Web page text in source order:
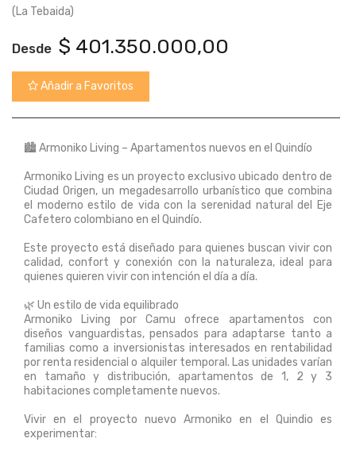
(La Tebaida)
Desde $ 401.350.000,00
Añadir a Favoritos
🏙️ Armoniko Living – Apartamentos nuevos en el Quindío
Armoniko Living es un proyecto exclusivo ubicado dentro de
Ciudad Origen, un megadesarrollo urbanístico que combina
el moderno estilo de vida con la serenidad natural del Eje
Cafetero colombiano en el Quindío.
Este proyecto está diseñado para quienes buscan vivir con
calidad, confort y conexión con la naturaleza, ideal para
quienes quieren vivir con intención el día a día.
🌿 Un estilo de vida equilibrado
Armoniko Living por Camu ofrece apartamentos con
diseños vanguardistas, pensados para adaptarse tanto a
familias como a inversionistas interesados en rentabilidad
por renta residencial o alquiler temporal. Las unidades varían
en tamaño y distribución, apartamentos de 1, 2 y 3
habitaciones completamente nuevos.
Vivir en el proyecto nuevo Armoniko en el Quindio es
experimentar: